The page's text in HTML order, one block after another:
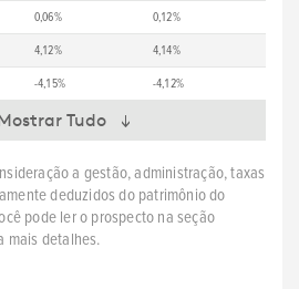
0,06% 0,12%
4,12% 4,14%
-4,15% -4,12%
Tudo
a gestão, administração, taxas
deduzidos do patrimônio do
pode ler o prospecto na seção
mais detalhes.